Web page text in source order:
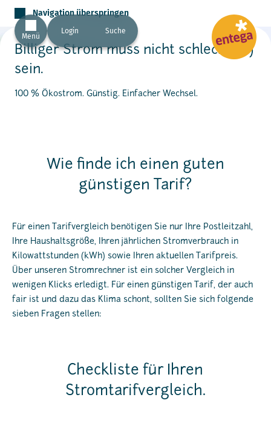
Navigation überspringen
Menü
Login Suche
Billiger Strom muss nicht schlecht(er)
sein.
100 % Ökostrom. Günstig. Einfacher Wechsel.
Wie finde ich einen guten
günstigen Tarif?
Für einen Tarifvergleich benötigen Sie nur Ihre Postleitzahl,
Ihre Haushaltsgröße, Ihren jährlichen Stromverbrauch in
Kilowattstunden (kWh) sowie Ihren aktuellen Tarifpreis.
Über unseren Stromrechner ist ein solcher Vergleich in
wenigen Klicks erledigt. Für einen günstigen Tarif, der auch
fair ist und dazu das Klima schont, sollten Sie sich folgende
sieben Fragen stellen:
Checkliste für Ihren
Stromtarifvergleich.